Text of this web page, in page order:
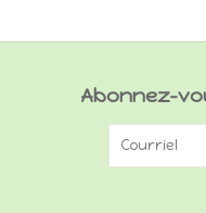
Abonnez-